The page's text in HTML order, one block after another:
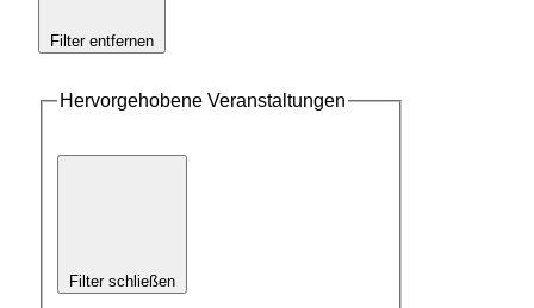
Filter entfernen
Hervorgehobene Veranstaltungen
Filter schließen